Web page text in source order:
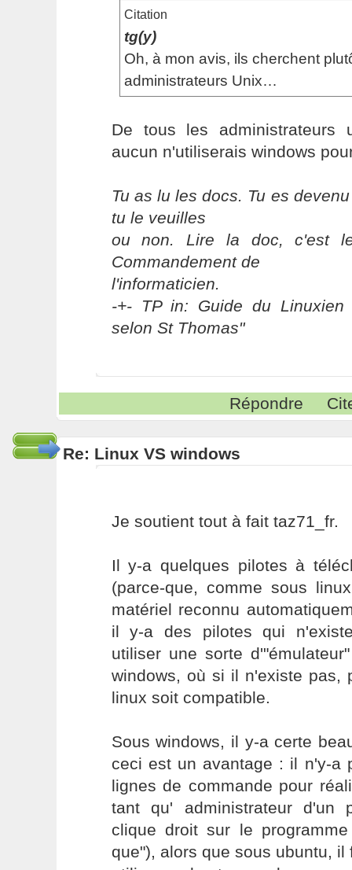
Citation
tg(y)
Oh, à mon avis, ils cherchent
administrateurs Unix…
De tous les administrateurs
aucun n'utiliserais windows
Tu as lu les docs. Tu es
tu le veuilles
ou non. Lire la doc, c'est
Commandement de
l'informaticien.
-+- TP in: Guide du Linuxien
selon St Thomas"
Répondre
Re: Linux VS windows
Je soutient tout à fait taz71_fr.
Il y-a quelques pilotes à
(parce-que, comme sous
matériel reconnu
il y-a des pilotes qui
utiliser une sorte
windows, où si il n'existe pas,
linux soit compatible.
Sous windows, il y-a certe
ceci est un avantage : il n'y-a
lignes de commande pour
tant qu' administrateur d'un
clique droit sur le
que"), alors que sous ubuntu,